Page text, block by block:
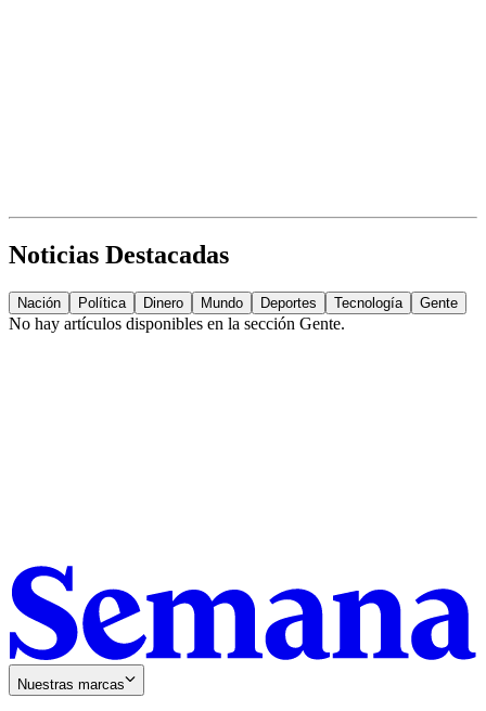
Noticias Destacadas
Nación Política Dinero Mundo Deportes Tecnología Gente
No hay artículos disponibles en la sección Gente.
Nuestras marcas